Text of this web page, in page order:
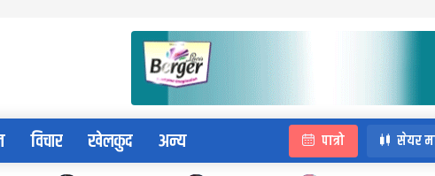
विचार खेलकुद अन्य पात्रो सेयर